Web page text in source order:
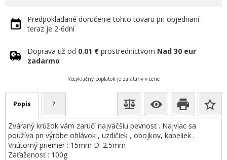
Predpokladané doručenie tohto tovaru pri objednaní
teraz je 2-6dní
Doprava už od 0.01 € prostredníctvom Nad 30 eur
zadarmo
Recyklačný poplatok je zarátaný v cene
Popis ?
Zváraný krúžok vám zaručí najväčšiu pevnosť . Najviac sa
používa pri výrobe ohlávok , uzdičiek , obojkov, kabeliek .
Vnútorný priemer : 15mm D: 2.5mm
Zaťaženosť : 100g